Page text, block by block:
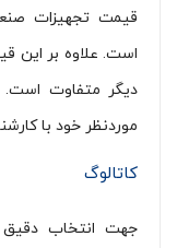
قیمت تجهیزات
است. علاوه بر این
دیگر متفاوت است.
موردنظر خود با
کاتالوگ
جهت انتخاب دقیق